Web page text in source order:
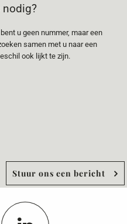
nodig?
u geen nummer, maar een
samen met u naar een
ook lijkt te zijn.
Stuur ons een bericht